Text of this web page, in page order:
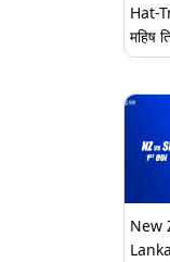
Hat-
महिष
2025
New